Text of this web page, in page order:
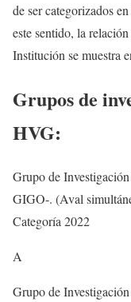
de ser categorizados
este sentido, la
Institución se muestra
Grupos de
HVG:
Grupo de
GIGO-. (Aval
Categoría 2022
A
Grupo de